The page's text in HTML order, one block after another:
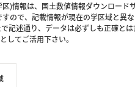
)情報は、国土数値情報ダウンロー
ので、記載情報が現在の学区域と異な
記述通り、データは必ずしも正確と
してご活用下さい。